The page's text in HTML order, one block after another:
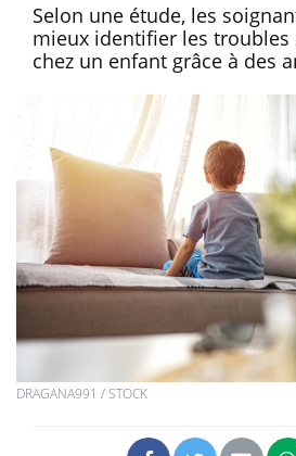
Selon une étude, les
mieux identifier les troubles
chez un enfant grâce à des
DRAGANA991 / STOCK